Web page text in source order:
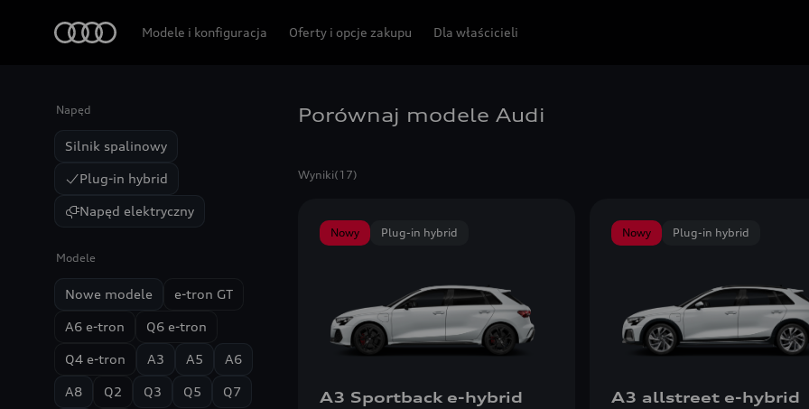
Modele i konfiguracja Oferty i opcje zakupu Dla właścicieli
Napęd
Silnik spalinowy
Plug-in hybrid
Napęd elektryczny
Modele
Nowe modele e-tron GT
A6 e-tron Q6 e-tron
Q4 e-tron A3 A5 A6
A8 Q2 Q3 Q5 Q7
Porównaj modele Audi
Wyniki(17)
Nowy Plug-in hybrid
A3 Sportback e-hybrid
Nowy Plug-in hybrid
A3 allstreet e-hybrid